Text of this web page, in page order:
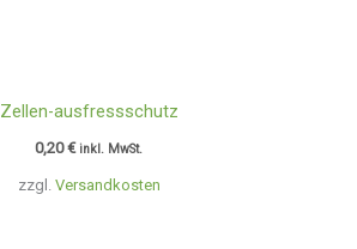
zzgl. Versandkosten
Zellen-ausfressschutz
0,20€ inkl. MwSt.